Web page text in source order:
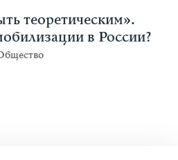
теоретическим».
в России?